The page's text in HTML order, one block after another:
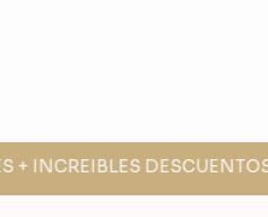
INCREIBLES DESCUENTOS